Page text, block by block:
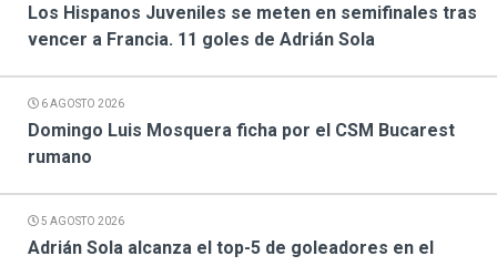
Los Hispanos Juveniles se meten en semifinales tras
vencer a Francia. 11 goles de Adrián Sola
6 AGOSTO 2026
Domingo Luis Mosquera ficha por el CSM Bucarest
rumano
5 AGOSTO 2026
Adrián Sola alcanza el top-5 de goleadores en el